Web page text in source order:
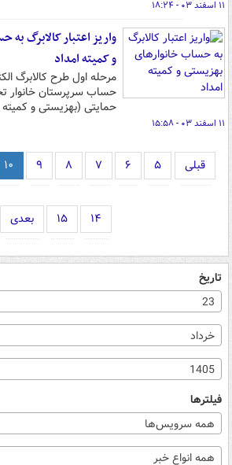
۱۱ اسفند ۰۳ - ۱۸:۲۴
واریز اعتبار کالابرگ
و کمیته امداد
مرحله اول طرح کالابرگ
حساب سرپرستان
حمایتی (بهزیستی و کمیته
۱۱ اسفند ۰۳ - ۱۵:۵۸
قبلی ۵ ۶ ۷ ۸ ۹ ۱۰
۱۴ ۱۵ بعدی
تاریخ
23
خرداد
1405
فیلترها
همه سرویس‌ها
همه انواع خبر